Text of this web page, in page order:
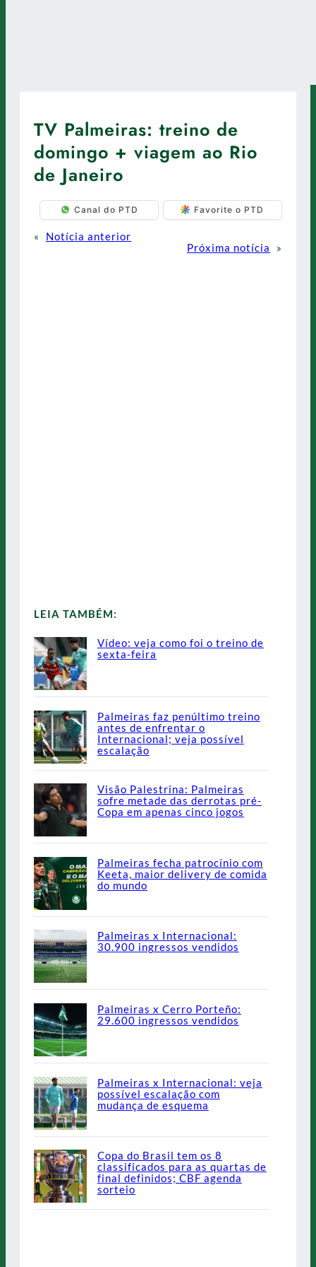
TV Palmeiras: treino de
domingo + viagem ao Rio
de Janeiro
Canal do PTD Favorite o PTD
«
Notícia anterior
Próxima notícia
»
LEIA TAMBÉM:
Vídeo: veja como foi o treino de
sexta-feira
Palmeiras faz penúltimo treino
antes de enfrentar o
Internacional; veja possível
escalação
Visão Palestrina: Palmeiras
sofre metade das derrotas pré-
Copa em apenas cinco jogos
Palmeiras fecha patrocínio com
Keeta, maior delivery de comida
do mundo
Palmeiras x Internacional:
30.900 ingressos vendidos
Palmeiras x Cerro Porteño:
29.600 ingressos vendidos
Palmeiras x Internacional: veja
possível escalação com
mudança de esquema
Copa do Brasil tem os 8
classificados para as quartas de
final definidos; CBF agenda
sorteio